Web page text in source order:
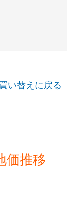
い替えに戻る
価推移